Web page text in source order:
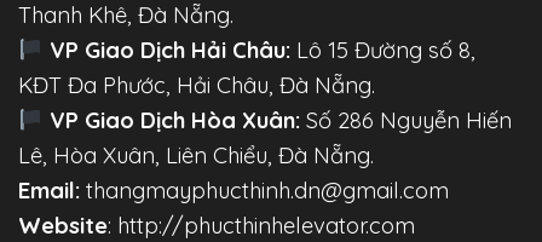
Thanh Khê, Đà Nẵng.
VP Giao Dịch Hải Châu: Lô 15 Đường số 8,
KĐT Đa Phước, Hải Châu, Đà Nẵng.
VP Giao Dịch Hòa Xuân: Số 286 Nguyễn Hiến
Lê, Hòa Xuân, Liên Chiểu, Đà Nẵng.
Email: thangmayphucthinh.dn@gmail.com
Website: http://phucthinhelevator.com